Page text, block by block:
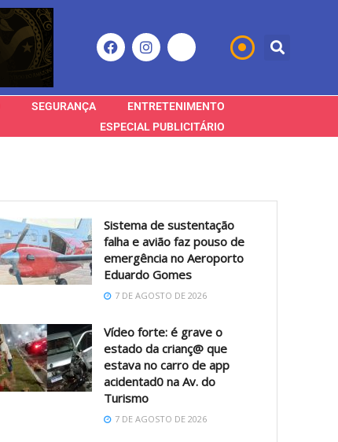
SEGURANÇA
ENTRETENIMENTO
ESPECIAL PUBLICITÁRIO
Sistema de sustentação
falha e avião faz pouso de
emergência no Aeroporto
Eduardo Gomes
7 DE AGOSTO DE 2026
Vídeo forte: é grave o
estado da crianç@ que
estava no carro de app
acidentad0 na Av. do
Turismo
7 DE AGOSTO DE 2026